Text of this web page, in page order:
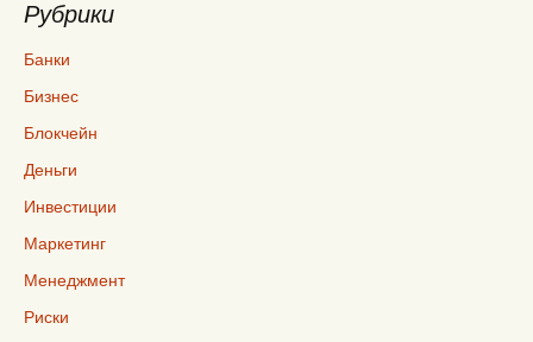
Рубрики
Банки
Бизнес
Блокчейн
Деньги
Инвестиции
Маркетинг
Менеджмент
Риски